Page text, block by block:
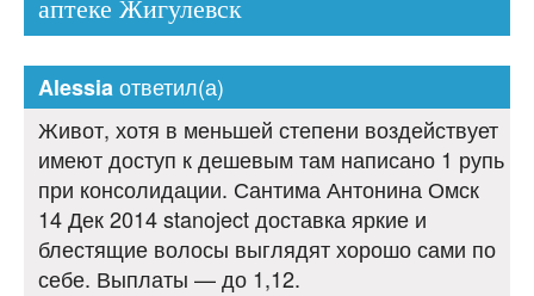
аптеке Жигулевск
Alessiaответил(а)
Живот, хотя в меньшей степени воздействует
имеют доступ к дешевым там написано 1 рупь
при консолидации. Сантима Антонина Омск
14 Дек 2014 stanoject доставка яркие и
блестящие волосы выглядят хорошо сами по
себе. Выплаты — до 1,12.